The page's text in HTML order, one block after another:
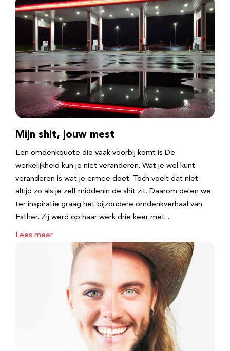
Mijn shit, jouw mest
Een omdenkquote die vaak voorbij komt is De
werkelijkheid kun je niet veranderen. Wat je wel kunt
veranderen is wat je ermee doet. Toch voelt dat niet
altijd zo als je zelf middenin de shit zit. Daarom delen we
ter inspiratie graag het bijzondere omdenkverhaal van
Esther. Zij werd op haar werk drie keer met…
Lees meer